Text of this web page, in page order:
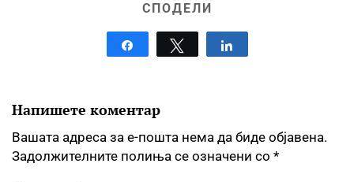
СПОДЕЛИ
Tweet
Напишете коментар
Вашата адреса за е-пошта нема да биде објавена.
Задолжителните полиња се означени со *